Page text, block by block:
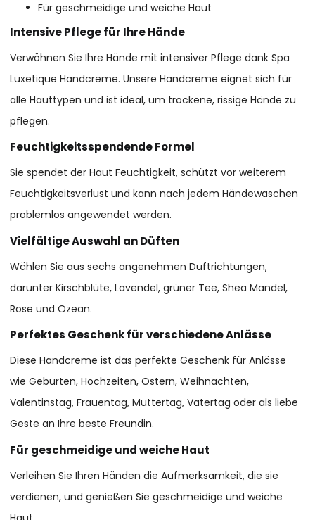
Für geschmeidige und weiche Haut
Intensive Pflege für Ihre Hände
Verwöhnen Sie Ihre Hände mit intensiver Pflege dank Spa
Luxetique Handcreme. Unsere Handcreme eignet sich für
alle Hauttypen und ist ideal, um trockene, rissige Hände zu
pflegen.
Feuchtigkeitsspendende Formel
Sie spendet der Haut Feuchtigkeit, schützt vor weiterem
Feuchtigkeitsverlust und kann nach jedem Händewaschen
problemlos angewendet werden.
Vielfältige Auswahl an Düften
Wählen Sie aus sechs angenehmen Duftrichtungen,
darunter Kirschblüte, Lavendel, grüner Tee, Shea Mandel,
Rose und Ozean.
Perfektes Geschenk für verschiedene Anlässe
Diese Handcreme ist das perfekte Geschenk für Anlässe
wie Geburten, Hochzeiten, Ostern, Weihnachten,
Valentinstag, Frauentag, Muttertag, Vatertag oder als liebe
Geste an Ihre beste Freundin.
Für geschmeidige und weiche Haut
Verleihen Sie Ihren Händen die Aufmerksamkeit, die sie
verdienen, und genießen Sie geschmeidige und weiche